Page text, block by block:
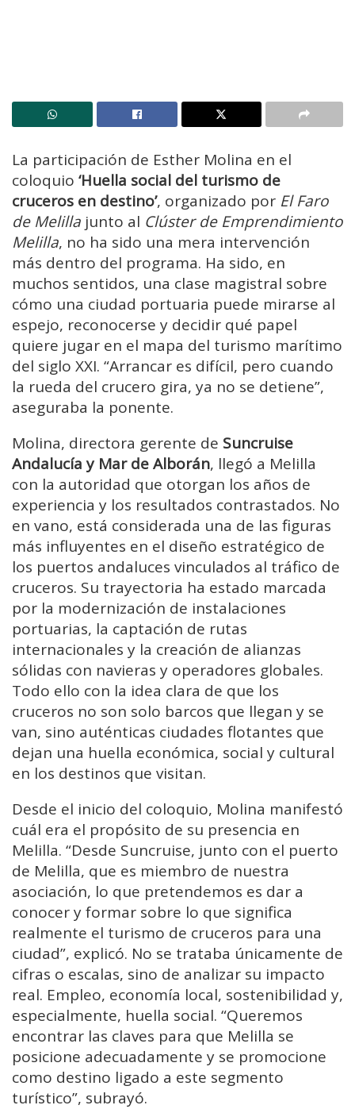
La participación de Esther Molina en el
coloquio ‘Huella social del turismo de
cruceros en destino’, organizado por El Faro
de Melilla junto al Clúster de Emprendimiento
Melilla, no ha sido una mera intervención
más dentro del programa. Ha sido, en
muchos sentidos, una clase magistral sobre
cómo una ciudad portuaria puede mirarse al
espejo, reconocerse y decidir qué papel
quiere jugar en el mapa del turismo marítimo
del siglo XXI. “Arrancar es difícil, pero cuando
la rueda del crucero gira, ya no se detiene”,
aseguraba la ponente.
Molina, directora gerente de Suncruise
Andalucía y Mar de Alborán, llegó a Melilla
con la autoridad que otorgan los años de
experiencia y los resultados contrastados. No
en vano, está considerada una de las figuras
más influyentes en el diseño estratégico de
los puertos andaluces vinculados al tráfico de
cruceros. Su trayectoria ha estado marcada
por la modernización de instalaciones
portuarias, la captación de rutas
internacionales y la creación de alianzas
sólidas con navieras y operadores globales.
Todo ello con la idea clara de que los
cruceros no son solo barcos que llegan y se
van, sino auténticas ciudades flotantes que
dejan una huella económica, social y cultural
en los destinos que visitan.
Desde el inicio del coloquio, Molina manifestó
cuál era el propósito de su presencia en
Melilla. “Desde Suncruise, junto con el puerto
de Melilla, que es miembro de nuestra
asociación, lo que pretendemos es dar a
conocer y formar sobre lo que significa
realmente el turismo de cruceros para una
ciudad”, explicó. No se trataba únicamente de
cifras o escalas, sino de analizar su impacto
real. Empleo, economía local, sostenibilidad y,
especialmente, huella social. “Queremos
encontrar las claves para que Melilla se
posicione adecuadamente y se promocione
como destino ligado a este segmento
turístico”, subrayó.